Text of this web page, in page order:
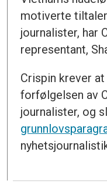
motiverte
journalister, har
representant,
Crispin krever
forfølgelsen av
journalister, og